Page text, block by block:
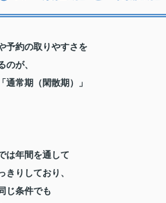
予約の取りやすさを
のが、
通常期（閑散期）」
は年間を通して
きりしており、
じ条件でも